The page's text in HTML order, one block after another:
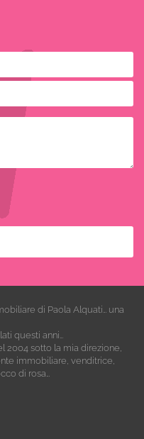
di Paola Alquati… una
questi anni…
2004 sotto la mia direzione,
immobiliare, venditrice,
di rosa…